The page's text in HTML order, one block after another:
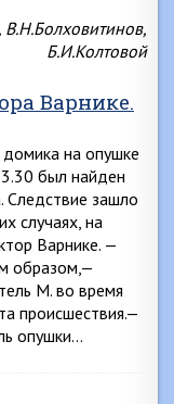
Б.И.Колтовой
Варнике.
на опушке
был найден
Следствие зашло
случаях, на
Варнике. —
образом,—
М. во время
происшествия.—
опушки…